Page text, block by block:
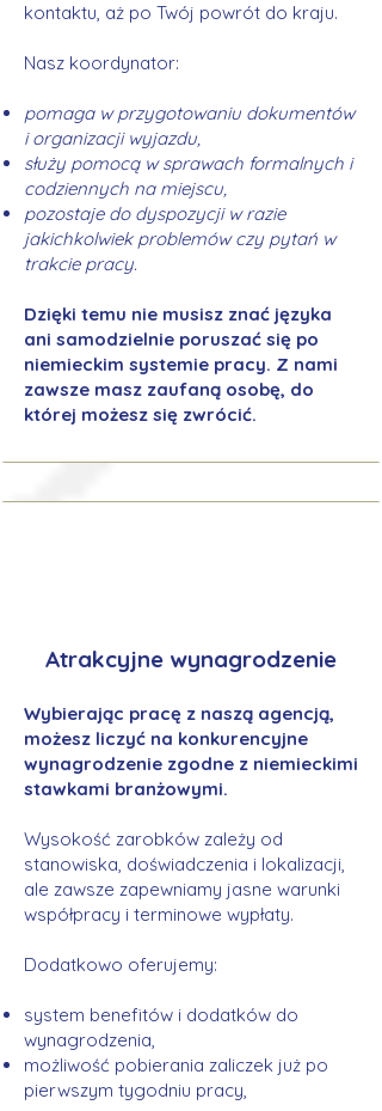
kontaktu, aż po Twój powrót do kraju.
Nasz koordynator:
pomaga w przygotowaniu dokumentów
i organizacji wyjazdu,
służy pomocą w sprawach formalnych i
codziennych na miejscu,
pozostaje do dyspozycji w razie
jakichkolwiek problemów czy pytań w
trakcie pracy.
Dzięki temu nie musisz znać języka
ani samodzielnie poruszać się po
niemieckim systemie pracy. Z nami
zawsze masz zaufaną osobę, do
której możesz się zwrócić.
Atrakcyjne wynagrodzenie
Wybierając pracę z naszą agencją,
możesz liczyć na konkurencyjne
wynagrodzenie zgodne z niemieckimi
stawkami branżowymi.
Wysokość zarobków zależy od
stanowiska, doświadczenia i lokalizacji,
ale zawsze zapewniamy jasne warunki
współpracy i terminowe wypłaty.
Dodatkowo oferujemy:
system benefitów i dodatków do
wynagrodzenia,
możliwość pobierania zaliczek już po
pierwszym tygodniu pracy,